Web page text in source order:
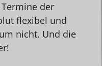
der
flexibel und
nicht. Und die